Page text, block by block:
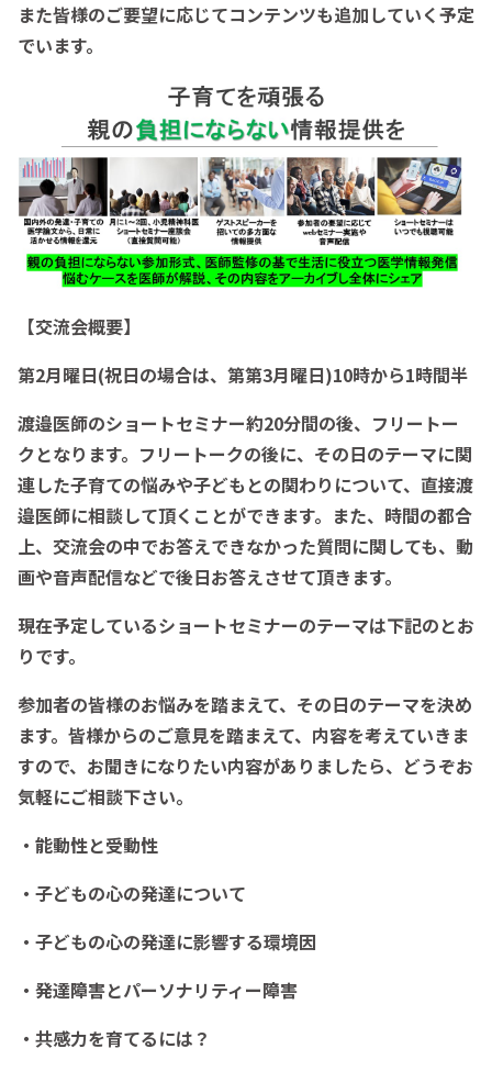
また皆様のご要望に応じてコンテンツも追加していく予定
でいます。
【交流会概要】
第2月曜日(祝日の場合は、第第3月曜日)10時から1時間半
渡邉医師のショートセミナー約20分間の後、フリートー
クとなります。フリートークの後に、その日のテーマに関
連した子育ての悩みや子どもとの関わりについて、直接渡
邉医師に相談して頂くことができます。また、時間の都合
上、交流会の中でお答えできなかった質問に関しても、動
画や音声配信などで後日お答えさせて頂きます。
現在予定しているショートセミナーのテーマは下記のとお
りです。
参加者の皆様のお悩みを踏まえて、その日のテーマを決め
ます。皆様からのご意見を踏まえて、内容を考えていきま
すので、お聞きになりたい内容がありましたら、どうぞお
気軽にご相談下さい。
・能動性と受動性
・子どもの心の発達について
・子どもの心の発達に影響する環境因
・発達障害とパーソナリティー障害
・共感力を育てるには？